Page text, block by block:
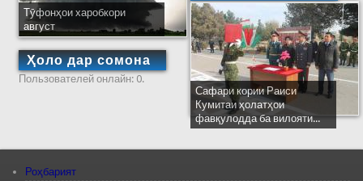
Тӯфонҳои харобкори
август
Ҳоло дар сомона
Пользователей онлайн: 0.
Сафари кории Раиси
Кумитаи ҳолатҳои
фавқулодда ба вилояти...
Роҳбарият